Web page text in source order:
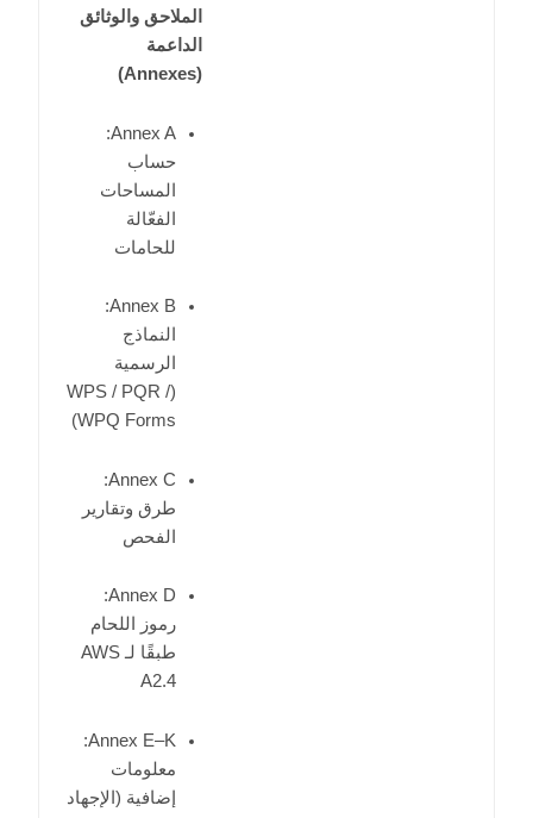
الملاحق والوثائق
الداعمة
(Annexes)
Annex A:
حساب
المساحات
الفعّالة
للحامات
Annex B:
النماذج
الرسمية
(WPS / PQR /
WPQ Forms)
Annex C:
طرق وتقارير
الفحص
Annex D:
رموز اللحام
طبقًا لـ AWS
A2.4
Annex E–K:
معلومات
إضافية (الإجهاد